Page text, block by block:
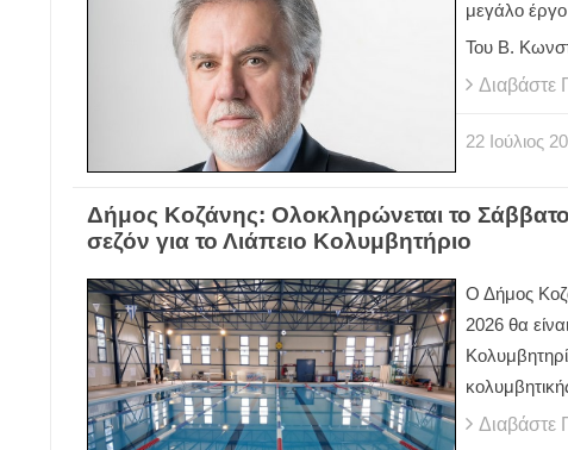
μεγάλο έργο
Του Β.
Διαβάστε
22 Ιούλιος
Δήμος Κοζάνης: Ολοκληρώνεται το Σάββατο
σεζόν για το Λιάπειο Κολυμβητήριο
Ο Δήμος
2026 θα
Διαβάστε